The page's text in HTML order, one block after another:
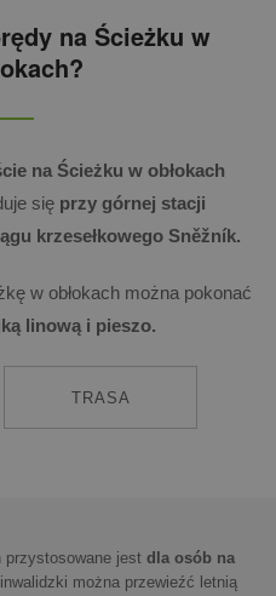
na Ścieżku w
na Ścieżku w obłokach
się przy górnej stacji
krzesełkowego Sněžník.
w obłokach można pokonać
linową i pieszo.
TRASA
przystosowane jest dla osób na
można przewieźć letnią